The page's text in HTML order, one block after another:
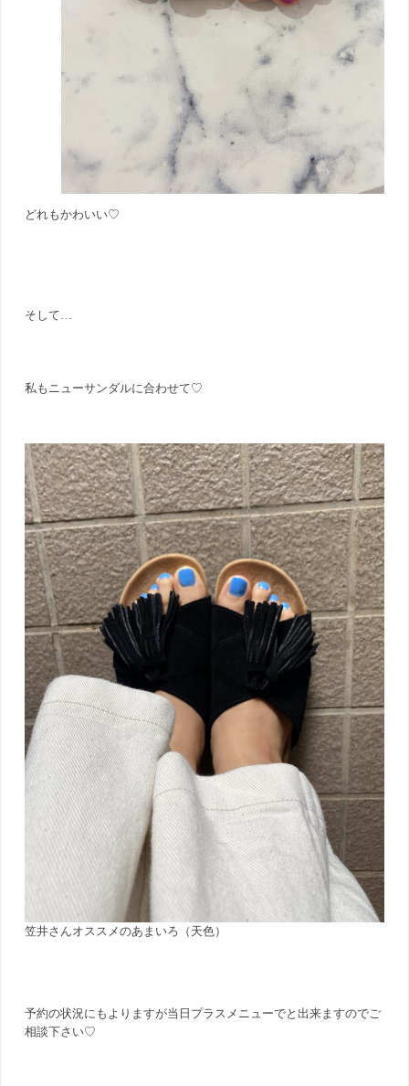
どれもかわいい♡
そして…
私もニューサンダルに合わせて♡
笠井さんオススメのあまいろ（天色）
予約の状況にもよりますが当日プラスメニューでと出来ますのでご
相談下さい♡